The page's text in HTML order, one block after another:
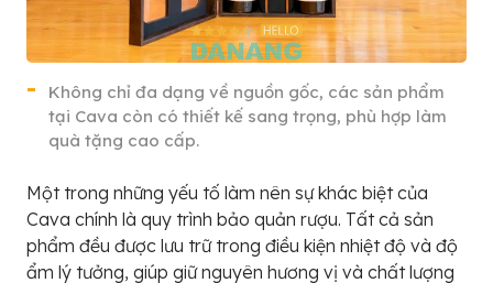
Không chỉ đa dạng về nguồn gốc, các sản phẩm
tại Cava còn có thiết kế sang trọng, phù hợp làm
quà tặng cao cấp.
Một trong những yếu tố làm nên sự khác biệt của
Cava chính là quy trình bảo quản rượu. Tất cả sản
phẩm đều được lưu trữ trong điều kiện nhiệt độ và độ
ẩm lý tưởng, giúp giữ nguyên hương vị và chất lượng